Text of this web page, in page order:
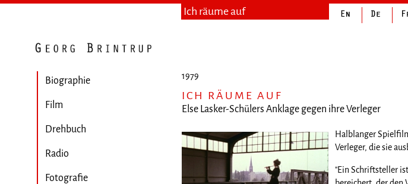
Ich räume auf
Biographie
Film
Drehbuch
Radio
Fotografie
1979
ICH RÄUME AUF
Else Lasker-Schülers Anklage gegen ihre Verleger
Halblanger
Verleger, die sie
"Ein Schriftsteller